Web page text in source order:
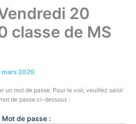
20
classe de MS
mars 2020
un mot de passe. Pour le voir, veuillez saisir
de passe ci-dessous :
Mot de passe :